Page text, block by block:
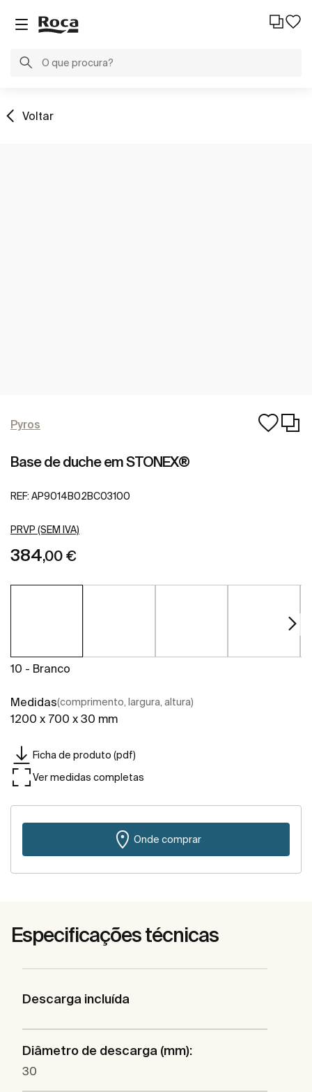
Voltar
Pyros
Base de duche em STONEX®
REF: AP9014B02BC03100
PRVP (SEM IVA)
384,00 €
10 - Branco
Medidas(comprimento, largura, altura)
1200 x 700 x 30 mm
Ficha de produto (pdf)
Ver medidas completas
Onde comprar
Especificações técnicas
Descarga incluída
Diâmetro de descarga (mm):
30